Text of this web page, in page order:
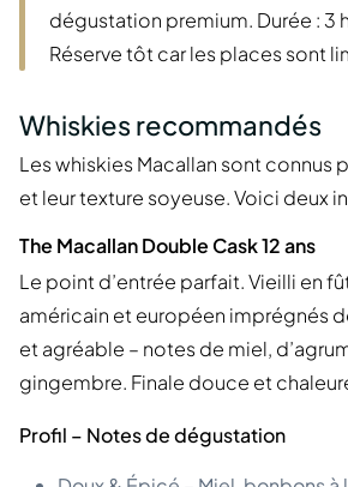
dégustation premium. Durée : 3
Réserve tôt car les places sont
Whiskies recommandés
Les whiskies Macallan sont connus
et leur texture soyeuse. Voici deux
The Macallan Double Cask 12 ans
Le point d’entrée parfait. Vieilli en
américain et européen imprégnés
et agréable – notes de miel,
gingembre. Finale douce et
Profil – Notes de dégustation